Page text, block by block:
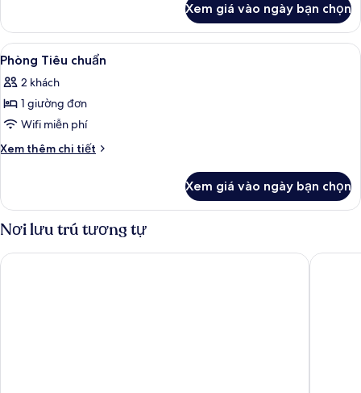
tật
giường
đơn
Phòng
Tiêu
chuẩn,
giường
đơn
Xem giá vào ngày bạn chọn
Xem
tất
cả
ảnh
Phòng
Tiêu
Phòng Tiêu chuẩn | Két bảo mật tại
12
Phòng Tiêu chuẩn
2 khách
1 giường đơn
Wifi miễn phí
Xem thêm chi tiết
Chi
Phòng
Tiêu
chuẩn
Xem giá vào ngày bạn chọn
Nơi lưu trú tương tự
IntercityHotel Frankfurt Hauptbahnhof Süd